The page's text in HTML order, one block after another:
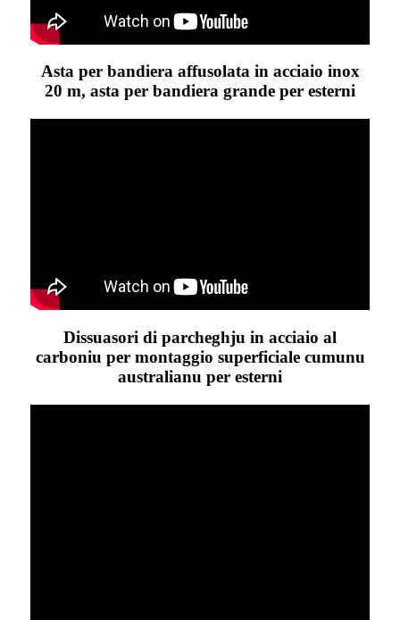
Asta per bandiera affusolata in acciaio inox
20 m, asta per bandiera grande per esterni
Dissuasori di parcheghju in acciaio al
carboniu per montaggio superficiale cumunu
australianu per esterni